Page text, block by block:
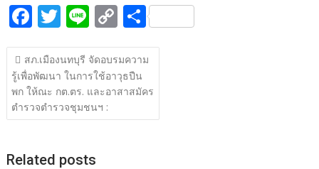
F
ac
e
b
o
o
k
T
w
itt
er
Li
n
e
C
o
p
y
n
S
h
ar
e
แนะแนว
เรื่อง
สภ.เมืองนทบุรี จัดอบรมความ
รู้เพื่อพัฒนา ในการใช้อาวุธปืน
พก ให้ณะ กต.ตร. และอาสาสมัคร
ตำรวจตำรวจชุมชนฯ :
Related posts